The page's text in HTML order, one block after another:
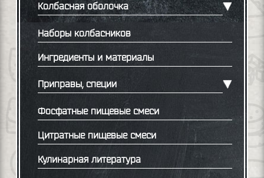
Колбасная оболочка
Наборы колбасников
Ингредиенты и материалы
Приправы, специи
Фосфатные пищевые смеси
Цитратные пищевые смеси
Кулинарная литература